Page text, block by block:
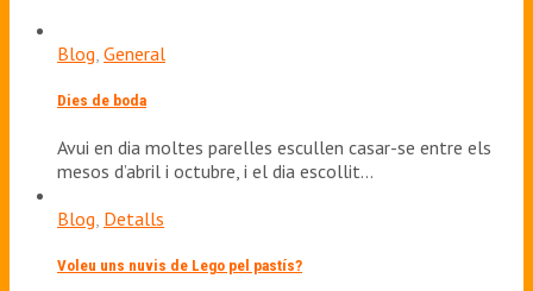
Blog General
Dies de boda
Avui en dia moltes parelles escullen casar-se entre els
mesos d’abril i octubre, i el dia escollit…
Blog, Detalls
Voleu uns nuvis de Lego pel pastís?